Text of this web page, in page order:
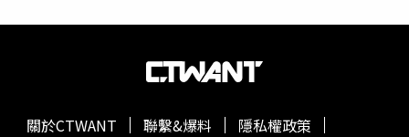
關於CTWANT 聯繫&爆料 隱私權政策